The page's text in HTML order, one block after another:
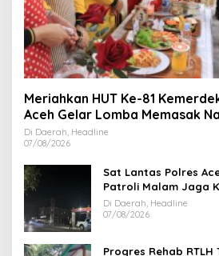
Meriahkan HUT Ke-81
Aceh Gelar Lomba Memasak
Aneka Minuman
Di Daerah, Headline
07/08/2026
Sat Lantas Polres
Patroli Malam Jaga
Kelancaran Lalu Lintas
Di Daerah, Headline
07/08/2026
Progres Rehab RTLH